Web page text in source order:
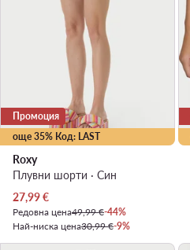
още 35% Код: LAST
Промоция
Roxy
Плувни шорти · Син
Актуална цена
27,99€
Редовна цена49,99 €-44%
Най-ниска цена30,99 €-9%